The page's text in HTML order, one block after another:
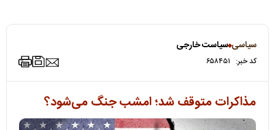
سیاسی سیاست خارجی
کد خبر: ۶۵۸۴۵۱
مذاکرات متوقف شد؛ امشب جنگ می‌شود؟